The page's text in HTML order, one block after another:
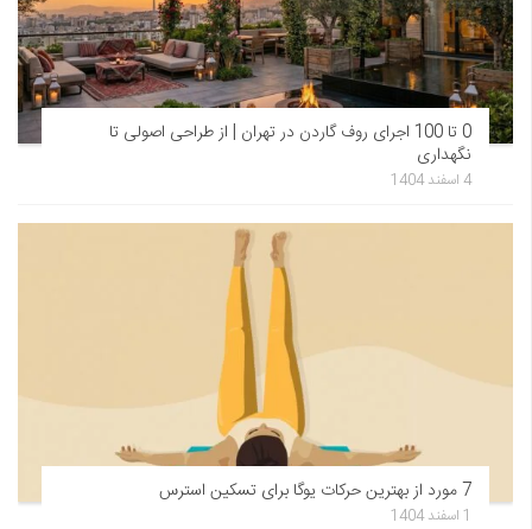
0 تا 100 اجرای روف گاردن در تهران | از طراحی اصولی تا
نگهداری
4 اسفند 1404
7 مورد از بهترین حرکات یوگا برای تسکین استرس
1 اسفند 1404